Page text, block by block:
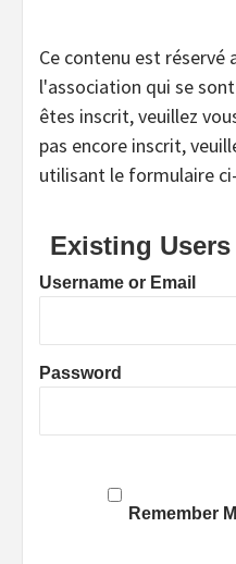
Ce contenu est réservé
l'association qui se
êtes inscrit, veuillez
pas encore inscrit,
utilisant le formulaire
Existing
Username or Email
Password
Remember